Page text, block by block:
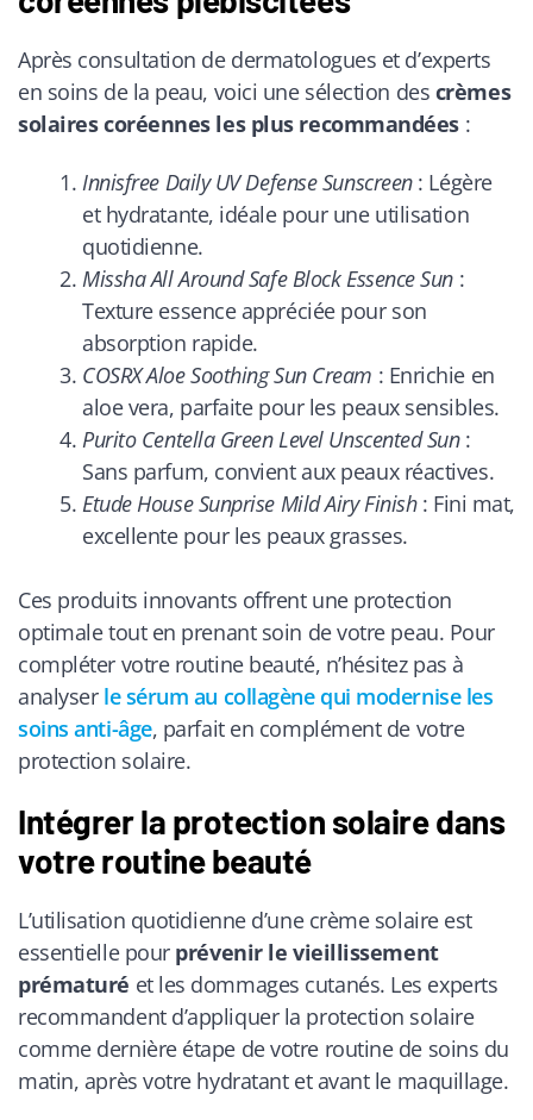
Après consultation de dermatologues et d’experts
en soins de la peau, voici une sélection des crèmes
solaires coréennes les plus recommandées :
Innisfree Daily UV Defense Sunscreen: Légère
et hydratante, idéale pour une utilisation
quotidienne.
Missha All Around Safe Block Essence Sun :
Texture essence appréciée pour son
absorption rapide.
COSRX Aloe Soothing Sun Cream : Enrichie en
aloe vera, parfaite pour les peaux sensibles.
Purito Centella Green Level Unscented Sun:
Sans parfum, convient aux peaux réactives.
Etude House Sunprise Mild Airy Finish: Fini mat,
excellente pour les peaux grasses.
Ces produits innovants offrent une protection
optimale tout en prenant soin de votre peau. Pour
compléter votre routine beauté, n’hésitez pas à
analyser le sérum au collagène qui modernise les
soins anti-âge, parfait en complément de votre
protection solaire.
Intégrer la protection solaire dans
votre routine beauté
L’utilisation quotidienne d’une crème solaire est
essentielle pour prévenir le vieillissement
prématuré et les dommages cutanés. Les experts
recommandent d’appliquer la protection solaire
comme dernière étape de votre routine de soins du
matin, après votre hydratant et avant le maquillage.